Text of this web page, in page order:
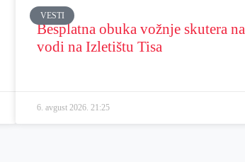
VESTI
Besplatna obuka vožnje skutera na
vodi na Izletištu Tisa
6. avgust 2026. 21:25